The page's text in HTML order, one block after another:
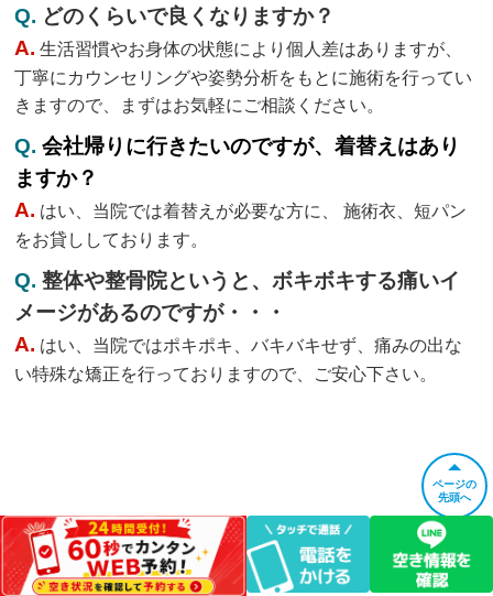
Q. どのくらいで良くなりますか？
A. 生活習慣やお身体の状態により個人差はありますが、
丁寧にカウンセリングや姿勢分析をもとに施術を行ってい
きますので、まずはお気軽にご相談ください。
Q.会社帰りに行きたいのですが、着替えはあり
ますか？
A. はい、当院では着替えが必要な方に、 施術衣、短パン
をお貸ししております。
Q.整体や整骨院というと、ボキボキする痛いイ
メージがあるのですが・・・
A. はい、当院ではポキポキ、バキバキせず、痛みの出な
い特殊な矯正を行っておりますので、ご安心下さい。
ページの
先頭へ